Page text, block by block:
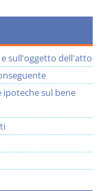
sull'oggetto dell'atto
sul bene